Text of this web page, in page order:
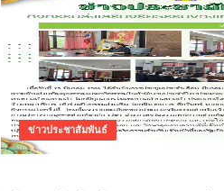
ข่าวประชาสัมพันธ์